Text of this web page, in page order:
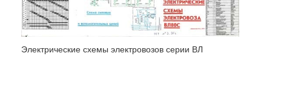
Электрические схемы электровозов серии ВЛ